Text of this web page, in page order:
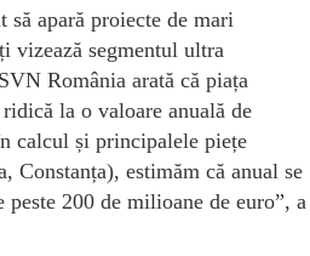
să apară proiecte de mari
vizează segmentul ultra
România arată că piața
la o valoare anuală de
calcul și principalele piețe
Constanța), estimăm că anual se
200 de milioane de euro”, a